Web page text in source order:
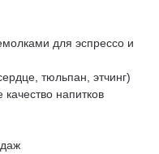
для эспрессо и
тюльпан, этчинг)
напитков